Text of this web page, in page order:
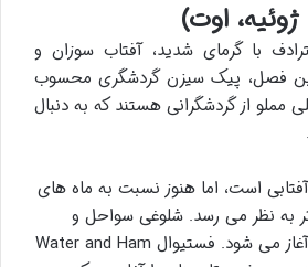
اوت)
با گرمای شدید، آفتاب سوزان و
فصل، پیک سیزن گردشگری محسوب
از گردشگرانی هستند که به دنبال
است، اما هنوز نسبت به ماه های
به نظر می رسد. شلوغی سواحل و
شهرها به تدریج آغاز می شود. فستیوال Water and Ham